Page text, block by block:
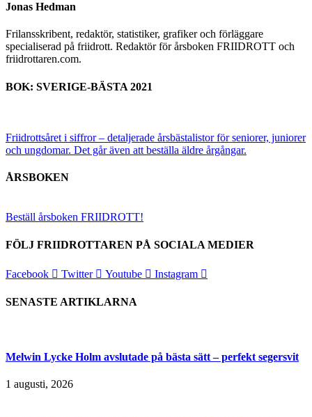
Jonas Hedman
Frilansskribent, redaktör, statistiker, grafiker och förläggare
specialiserad på friidrott. Redaktör för årsboken FRIIDROTT och
friidrottaren.com.
BOK: SVERIGE-BÄSTA 2021
Friidrottsåret i siffror – detaljerade årsbästalistor för seniorer, juniorer
och ungdomar. Det går även att beställa äldre årgångar.
ÅRSBOKEN
Beställ årsboken FRIIDROTT!
FÖLJ FRIIDROTTAREN PÅ SOCIALA MEDIER
Facebook Twitter Youtube Instagram
SENASTE ARTIKLARNA
Melwin Lycke Holm avslutade på bästa sätt – perfekt segersvit
1 augusti, 2026